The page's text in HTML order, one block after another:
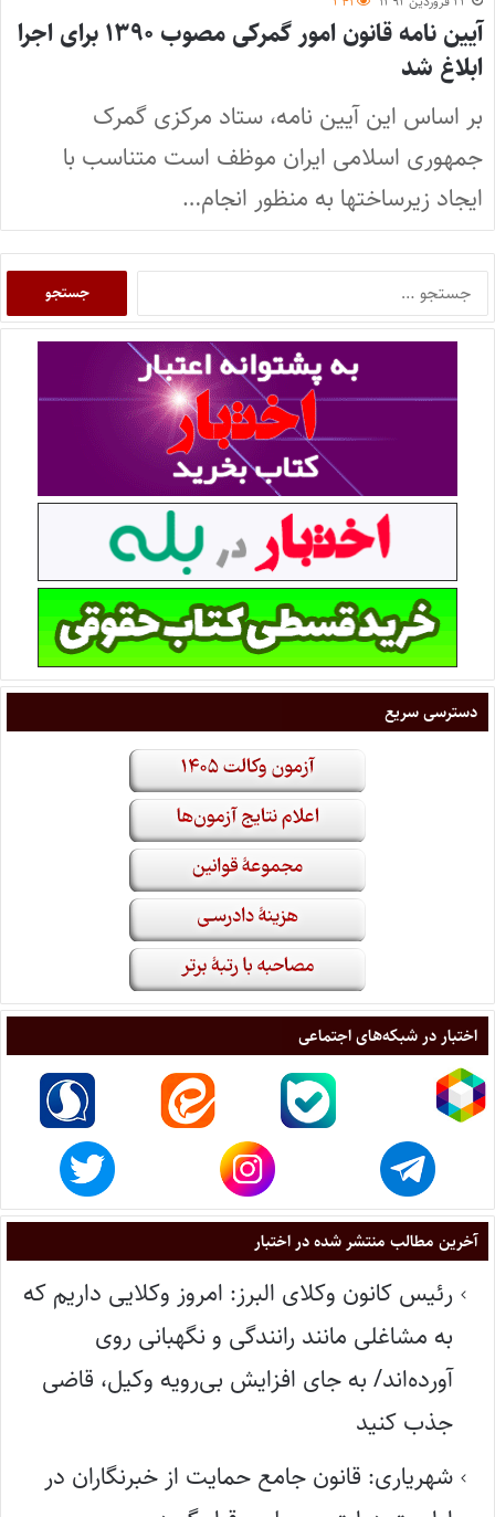
آیین نامه قانون امور گمرکی مصوب ۱۳۹۰ برای اجرا
ابلاغ شد
بر اساس این آیین نامه، ستاد مرکزی گمرک
جمهوری اسلامی ایران موظف است متناسب با
ایجاد زیرساختها به منظور انجام…
دسترسی سریع
اختبار در شبکه‌های اجتماعی
آخرین مطالب منتشر شده در اختبار
رئیس کانون وکلای البرز: امروز وکلایی داریم که
به مشاغلی مانند رانندگی و نگهبانی روی
آورده‌اند/ به جای افزایش بی‌رویه وکیل، قاضی
جذب کنید
شهریاری: قانون جامع حمایت از خبرنگاران در